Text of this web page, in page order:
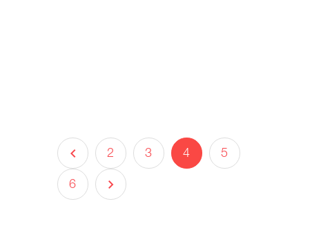
2 3 4 5
6